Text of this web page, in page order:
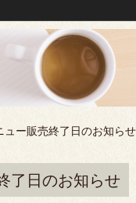
ュー販売終了日のお知らせ
了日のお知らせ